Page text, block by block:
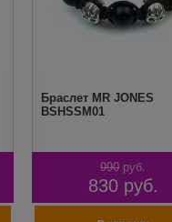
Браслет MR JONES
BSHSSM01
990 руб.
830 руб.